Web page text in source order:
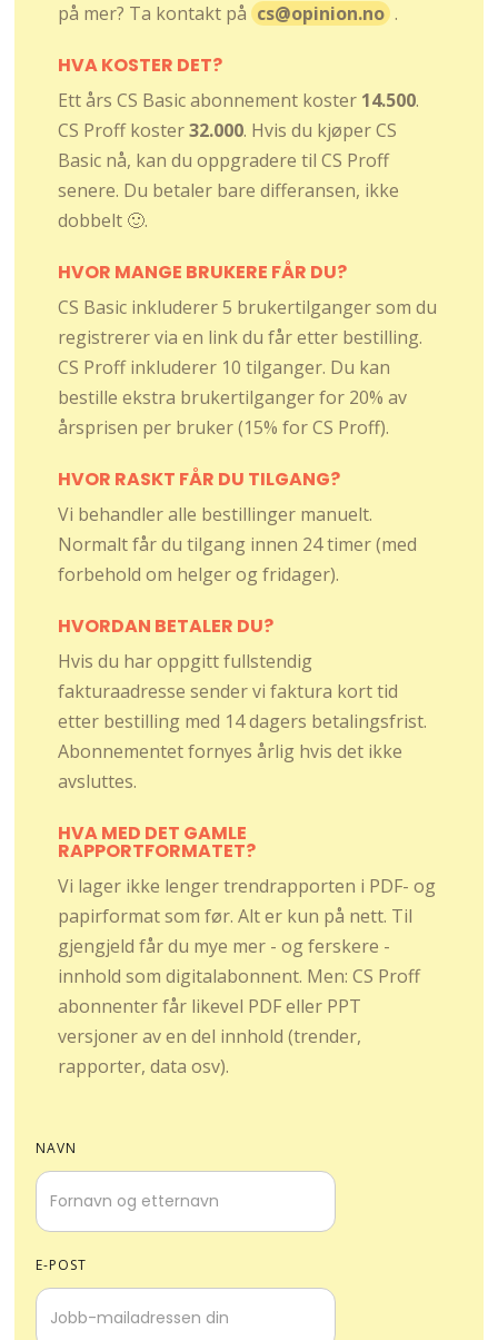
på mer? Ta kontakt på cs@opinion.no .
HVA KOSTER DET?
Ett års CS Basic abonnement koster 14.500.
CS Proff koster32.000. Hvis du kjøper CS
Basic nå, kan du oppgradere til CS Proff
senere. Du betaler bare differansen, ikke
dobbelt 🙂.
HVOR MANGE BRUKERE FÅR DU?
CS Basic inkluderer 5 brukertilganger som du
registrerer via en link du får etter bestilling.
CS Proff inkluderer 10 tilganger. Du kan
bestille ekstra brukertilganger for 20% av
årsprisen per bruker (15% for CS Proff).
HVOR RASKT FÅR DU TILGANG?
Vi behandler alle bestillinger manuelt.
Normalt får du tilgang innen 24 timer (med
forbehold om helger og fridager).
HVORDAN BETALER DU?
Hvis du har oppgitt fullstendig
fakturaadresse sender vi faktura kort tid
etter bestilling med 14 dagers betalingsfrist.
Abonnementet fornyes årlig hvis det ikke
avsluttes.
HVA MED DET GAMLE
RAPPORTFORMATET?
Vi lager ikke lenger trendrapporten i PDF- og
papirformat som før. Alt er kun på nett. Til
gjengjeld får du mye mer - og ferskere -
innhold som digitalabonnent. Men: CS Proff
abonnenter får likevel PDF eller PPT
versjoner av en del innhold (trender,
rapporter, data osv).
NAVN
E-POST